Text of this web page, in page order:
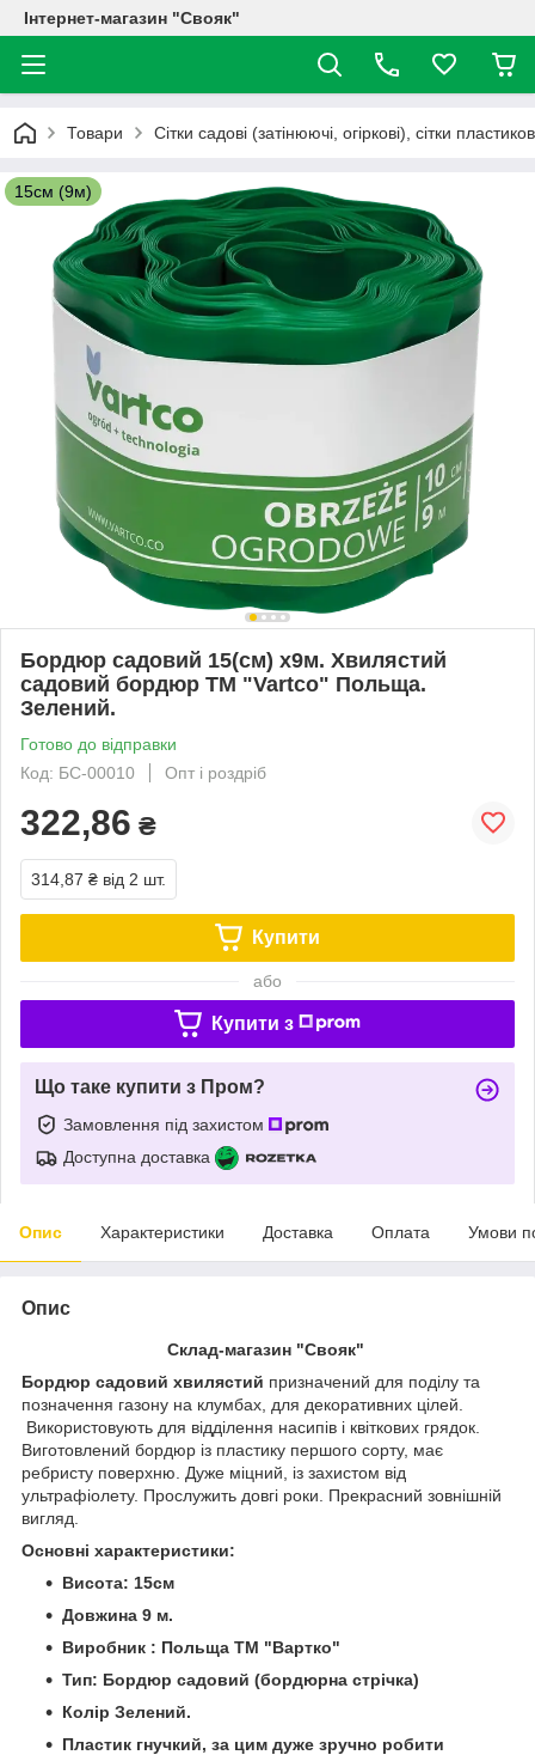
Інтернет-магазин "Свояк"
Товари Сітки садові (затінюючі, огіркові), сітки
15см (9м)
Бордюр садовий 15(см) х9м. Хвилястий
садовий бордюр ТМ "Vartco" Польща.
Зелений.
Готово до відправки
Код: БС-00010
Опт і роздріб
322,86 ₴
314,87 ₴ від 2 шт.
Купити
або
Купити з
Що таке купити з Пром?
Замовлення під захистом
Доступна доставка
Опис Характеристики Доставка Оплата Умови
Опис
Склад-магазин "Свояк"
Бордюр садовий хвилястий призначений для поділу та
позначення газону на клумбах, для декоративних цілей.
Використовують для відділення насипів і квіткових грядок.
Виготовлений бордюр із пластику першого сорту, має
ребристу поверхню. Дуже міцний, із захистом від
ультрафіолету. Прослужить довгі роки. Прекрасний зовнішній
вигляд.
Основні характеристики:
Висота: 15см
Довжина 9 м.
Виробник : Польща ТМ "Вартко"
Тип: Бордюр садовий (бордюрна стрічка)
Колір Зелений.
Пластик гнучкий, за цим дуже зручно робити